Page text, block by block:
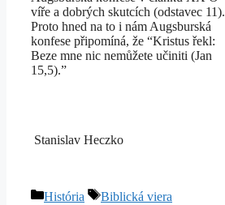
víře a dobrých skutcích (odstavec 11).
Proto hned na to i nám Augsburská
konfese připomíná, že “Kristus řekl:
Beze mne nic nemůžete učiniti (Jan
15,5).”
Stanislav Heczko
Kategórie
História Značky
Biblická viera